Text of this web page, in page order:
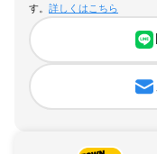
す。 詳しくはこちら